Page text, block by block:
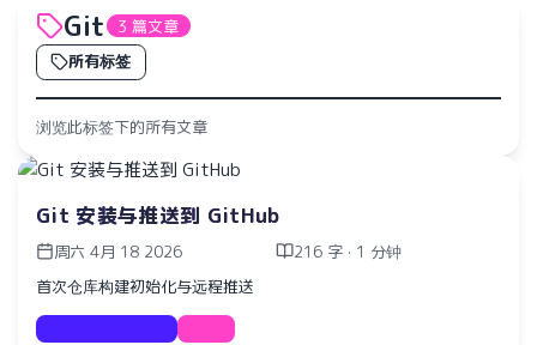
Git
3 篇文章
所有标签
浏览此标签下的所有文章
Git 安装与推送到 GitHub
周六 4月 18 2026
216 字 · 1 分钟
首次仓库构建初始化与远程推送